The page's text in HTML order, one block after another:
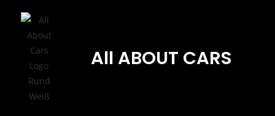
All ABOUT CARS